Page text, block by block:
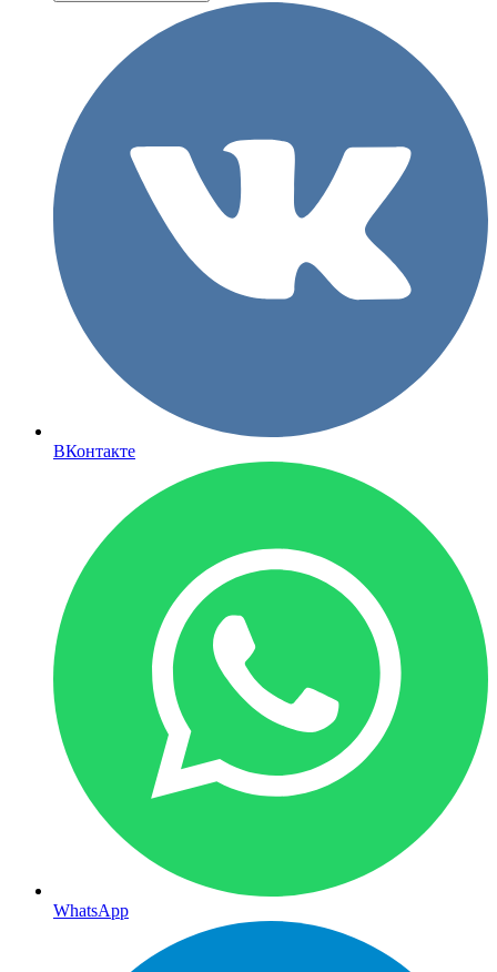
ВКонтакте
WhatsApp